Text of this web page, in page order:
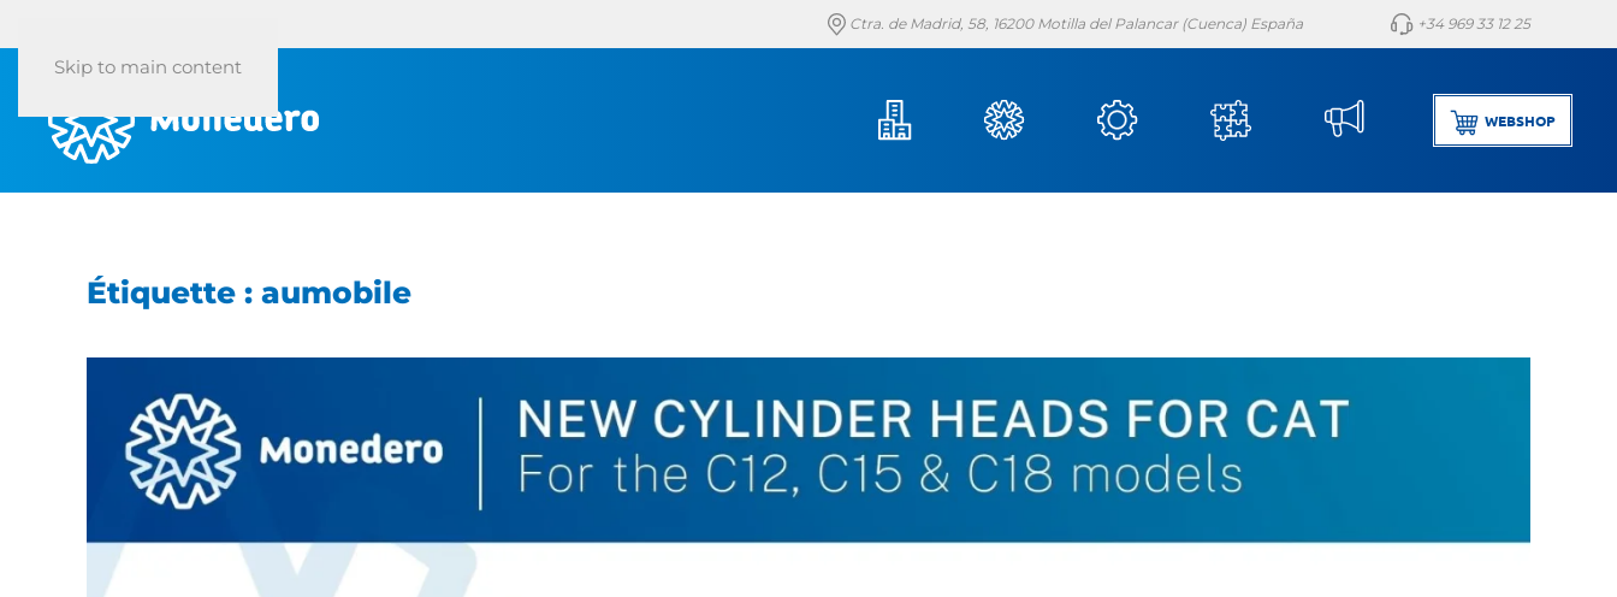
Skip to main content
Ctra. de Madrid, 58, 16200 Motilla del Palancar (Cuenca) España +34 969 33 12 25
WEBSHOP
Étiquette : aumobile